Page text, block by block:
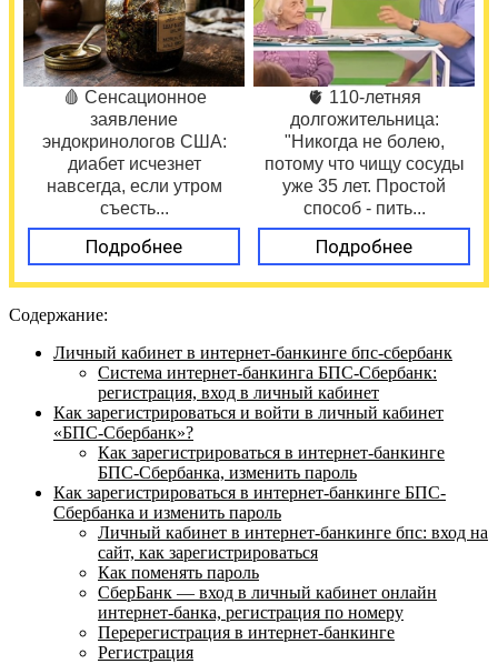
🩸 Сенсационное
заявление
эндокринологов США:
диабет исчезнет
навсегда, если утром
съесть...
Подробнее
🫀 110-летняя
долгожительница:
"Никогда не болею,
потому что чищу сосуды
уже 35 лет. Простой
способ - пить...
Подробнее
Содержание:
Личный кабинет в интернет-банкинге бпс-сбербанк
Система интернет-банкинга БПС-Сбербанк:
регистрация, вход в личный кабинет
Как зарегистрироваться и войти в личный кабинет
«БПС-Сбербанк»?
Как зарегистрироваться в интернет-банкинге
БПС-Сбербанка, изменить пароль
Как зарегистрироваться в интернет-банкинге БПС-
Сбербанка и изменить пароль
Личный кабинет в интернет-банкинге бпс: вход на
сайт, как зарегистрироваться
Как поменять пароль
СберБанк — вход в личный кабинет онлайн
интернет-банка, регистрация по номеру
Перерегистрация в интернет-банкинге
Регистрация